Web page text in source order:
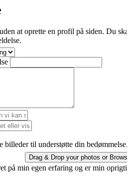
at oprette en profil på siden. Du
til understøtte din bedømmelse.
Drag & Drop your photos or Browse
på min egen erfaring og er min